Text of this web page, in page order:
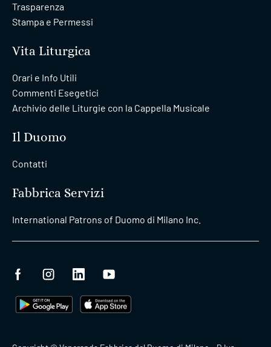
Trasparenza
Stampa e Permessi
Vita Liturgica
Orari e Info Utili
Commenti Esegetici
Archivio delle Liturgie con la Cappella Musicale
Il Duomo
Contatti
Fabbrica Servizi
International Patrons of Duomo di Milano Inc.